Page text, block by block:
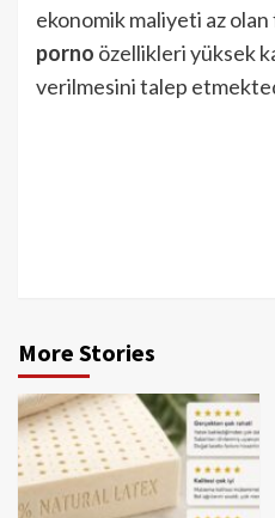
ekonomik maliyeti az
porno özellikleri yüksek
verilmesini talep
More Stories